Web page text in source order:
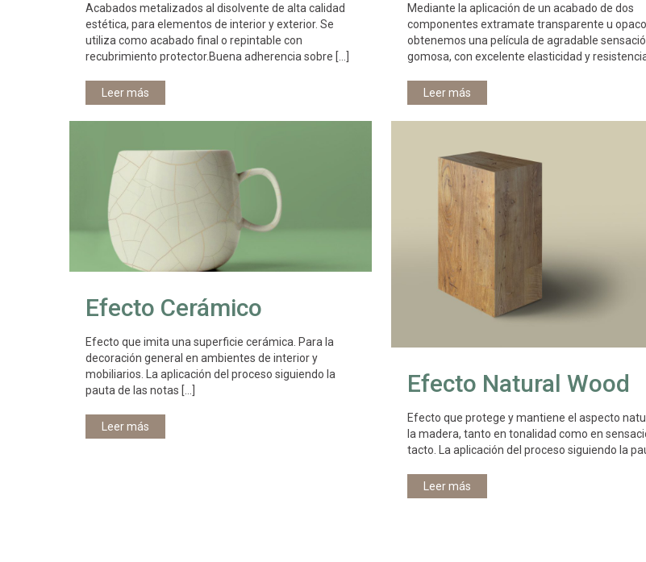
Acabados metalizados al disolvente de alta calidad
estética, para elementos de interior y exterior. Se
utiliza como acabado final o repintable con
recubrimiento protector.Buena adherencia sobre […]
Leer más
Mediante la aplicación de un acabado de dos
componentes extramate transparente u
obtenemos una película de agradable
gomosa, con excelente elasticidad y
Leer más
Efecto Cerámico
Efecto que imita una superficie cerámica. Para la
decoración general en ambientes de interior y
mobiliarios. La aplicación del proceso siguiendo la
pauta de las notas […]
Leer más
Efecto Natural Wood
Efecto que protege y mantiene el aspecto
la madera, tanto en tonalidad como en
tacto. La aplicación del proceso siguiendo la
Leer más